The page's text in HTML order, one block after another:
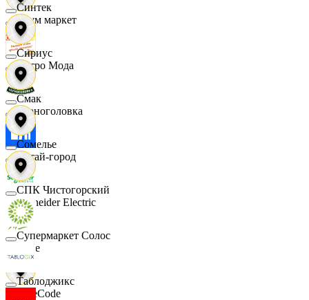
Хоум маркет
Цетро Мода
Черноголовка
Читай-город
Schneider Electric
Ярче
FaceCode
Синтек
Сириус
Смак
Сомелье
СПК Чистогорский
Супермаркет Солос
Таблоджикс